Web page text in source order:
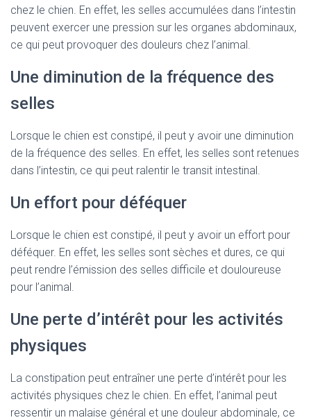
chez le chien. En effet, les selles accumulées dans l’intestin
peuvent exercer une pression sur les organes abdominaux,
ce qui peut provoquer des douleurs chez l’animal.
Une diminution de la fréquence des
selles
Lorsque le chien est constipé, il peut y avoir une diminution
de la fréquence des selles. En effet, les selles sont retenues
dans l’intestin, ce qui peut ralentir le transit intestinal.
Un effort pour déféquer
Lorsque le chien est constipé, il peut y avoir un effort pour
déféquer. En effet, les selles sont sèches et dures, ce qui
peut rendre l’émission des selles difficile et douloureuse
pour l’animal.
Une perte d’intérêt pour les activités
physiques
La constipation peut entraîner une perte d’intérêt pour les
activités physiques chez le chien. En effet, l’animal peut
ressentir un malaise général et une douleur abdominale, ce